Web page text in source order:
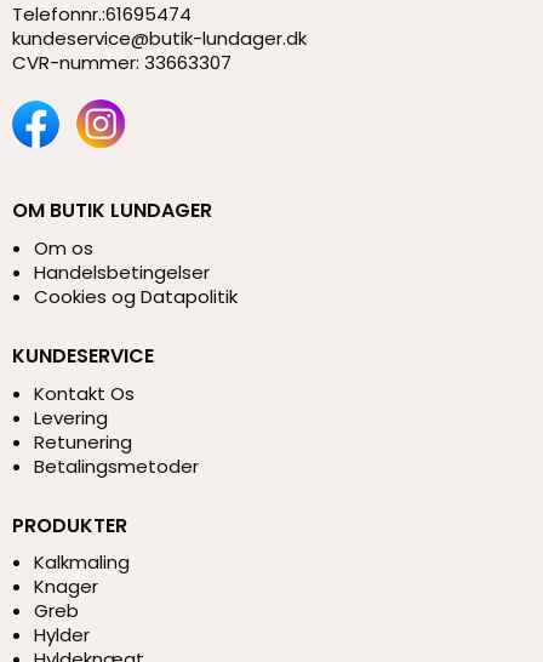
Telefonnr.:61695474
kundeservice@butik-lundager.dk
CVR-nummer: 33663307
OM BUTIK LUNDAGER
Om os
Handelsbetingelser
Cookies og Datapolitik
KUNDESERVICE
Kontakt Os
Levering
Retunering
Betalingsmetoder
PRODUKTER
Kalkmaling
Knager
Greb
Hylder